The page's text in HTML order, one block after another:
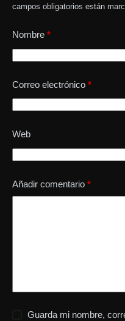
campos obligatorios están
Nombre *
Correo electrónico *
Web
Añadir comentario *
Guarda mi nombre,